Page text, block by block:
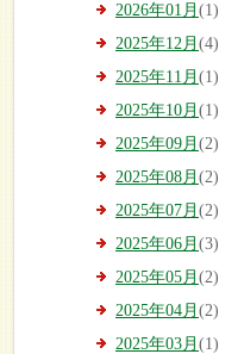
2026年01月 (1)
2025年12月 (4)
2025年11月 (1)
2025年10月 (1)
2025年09月 (2)
2025年08月 (2)
2025年07月 (2)
2025年06月 (3)
2025年05月 (2)
2025年04月 (2)
2025年03月 (1)